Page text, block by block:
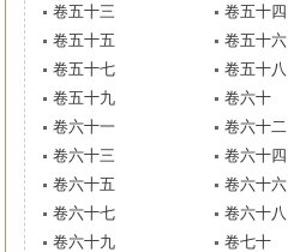
卷五十三
卷五十四
卷五十五
卷五十六
卷五十七
卷五十八
卷五十九
卷六十
卷六十一
卷六十二
卷六十三
卷六十四
卷六十五
卷六十六
卷六十七
卷六十八
卷六十九
卷七十